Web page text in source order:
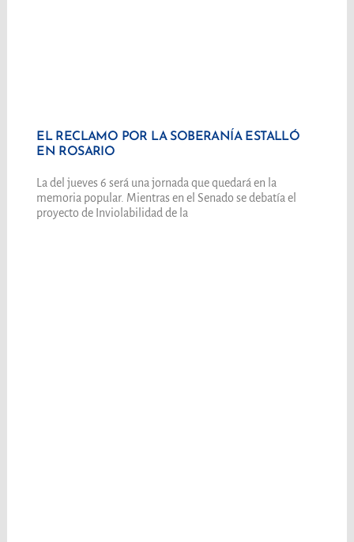
EL RECLAMO POR LA SOBERANÍA ESTALLÓ
EN ROSARIO
La del jueves 6 será una jornada que quedará en la
memoria popular. Mientras en el Senado se debatía el
proyecto de Inviolabilidad de la